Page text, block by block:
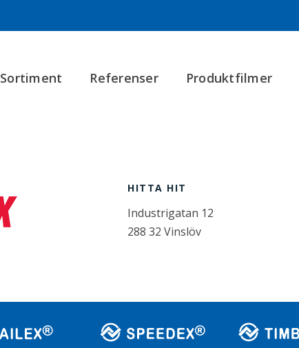
Sortiment Referenser Produktfilmer
HITTA HIT
Industrigatan 12
288 32 Vinslöv